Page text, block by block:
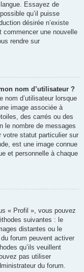
Essayez de
qu’il puisse
désirée n’existe
commencer une nouvelle
rendre sur
nom d’utilisateur ?
nom d’utilisateur lorsque
image associée à
des carrés ou des
le nombre de messages
votre statut particulier sur
est une image connue
et personnelle à chaque
« Profil », vous pouvez
suivantes : le
distantes ou le
forum peuvent activer
qu’ils veuillent
pas utiliser
du forum.